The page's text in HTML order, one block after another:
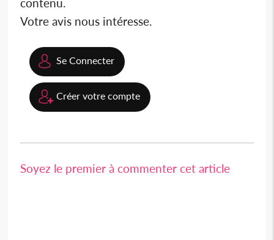
contenu.
Votre avis nous intéresse.
Se Connecter
Créer votre compte
Soyez le premier à commenter cet article